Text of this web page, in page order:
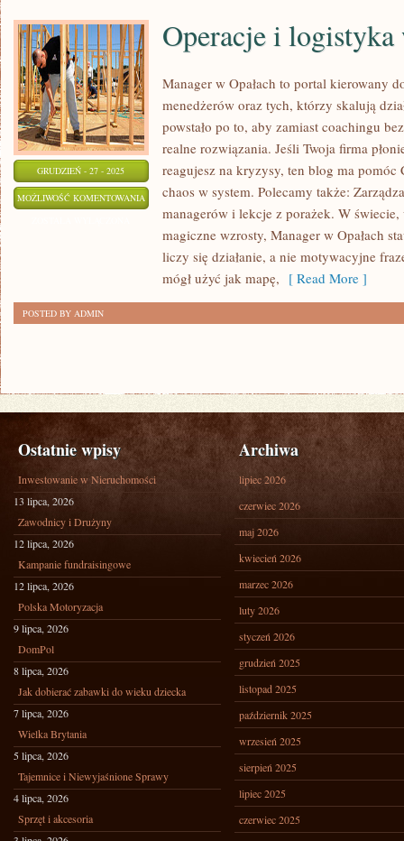
GRUDZIEŃ - 27 - 2025
MOŻLIWOŚĆ KOMENTOWANIA OPERACJE
LOGISTYKA
FIRMIE
Operacje i
Manager w Opałach to portal kierowany
menedżerów oraz tych, którzy skalują
powstało po to, aby zamiast coachingu
realne rozwiązania. Jeśli Twoja firma
reagujesz na kryzysy, ten blog ma
chaos w system. Polecamy także:
managerów i lekcje z porażek. W
magiczne wzrosty, Manager w Opałach
liczy się działanie, a nie motywacyjne
mógł użyć jak mapę, [ Read More ]
POSTED BY ADMIN
Ostatnie wpisy
Inwestowanie w Nieruchomości
13 lipca, 2026
Zawodnicy i Drużyny
12 lipca, 2026
Kampanie fundraisingowe
12 lipca, 2026
Polska Motoryzacja
9 lipca, 2026
DomPol
8 lipca, 2026
Jak dobierać zabawki do wieku dziecka
7 lipca, 2026
Wielka Brytania
5 lipca, 2026
Tajemnice i Niewyjaśnione Sprawy
4 lipca, 2026
Sprzęt i akcesoria
Archiwa
lipiec 2026
czerwiec 2026
maj 2026
kwiecień 2026
marzec 2026
luty 2026
styczeń 2026
grudzień 2025
listopad 2025
październik 2025
wrzesień 2025
sierpień 2025
lipiec 2025
czerwiec 2025